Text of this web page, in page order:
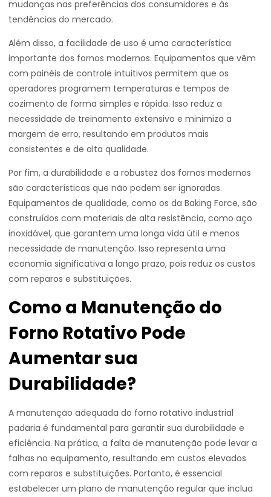
mudanças nas preferências dos consumidores e às
tendências do mercado.
Além disso, a facilidade de uso é uma característica
importante dos fornos modernos. Equipamentos que vêm
com painéis de controle intuitivos permitem que os
operadores programem temperaturas e tempos de
cozimento de forma simples e rápida. Isso reduz a
necessidade de treinamento extensivo e minimiza a
margem de erro, resultando em produtos mais
consistentes e de alta qualidade.
Por fim, a durabilidade e a robustez dos fornos modernos
são características que não podem ser ignoradas.
Equipamentos de qualidade, como os da Baking Force, são
construídos com materiais de alta resistência, como aço
inoxidável, que garantem uma longa vida útil e menos
necessidade de manutenção. Isso representa uma
economia significativa a longo prazo, pois reduz os custos
com reparos e substituições.
Como a Manutenção do
Forno Rotativo Pode
Aumentar sua
Durabilidade?
A manutenção adequada do forno rotativo industrial
padaria é fundamental para garantir sua durabilidade e
eficiência. Na prática, a falta de manutenção pode levar a
falhas no equipamento, resultando em custos elevados
com reparos e substituições. Portanto, é essencial
estabelecer um plano de manutenção regular que inclua